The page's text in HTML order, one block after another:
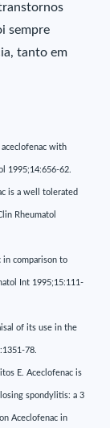
sempre
tanto em
aceclofenac with
1995;14:656-62.
is a well tolerated
Rheumatol
in comparison to
Int 1995;15:111-
of its use in the
78.
E. Aceclofenac is
spondylitis: a 3
Aceclofenac in